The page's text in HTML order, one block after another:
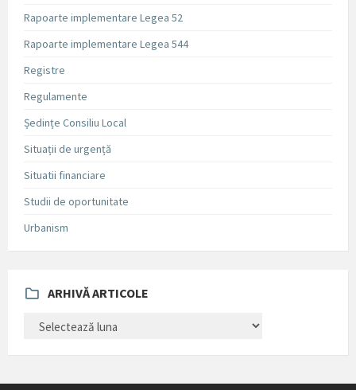
Rapoarte implementare Legea 52
Rapoarte implementare Legea 544
Registre
Regulamente
Ședințe Consiliu Local
Situații de urgență
Situatii financiare
Studii de oportunitate
Urbanism
ARHIVĂ ARTICOLE
ARTICOLE